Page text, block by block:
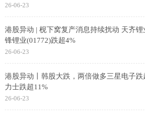
26-06-23
港股异动 | 枧下窝复产消息持续扰动 天齐锂
锋锂业(01772)跌超4%
26-06-23
港股异动丨韩股大跌，两倍做多三星电子
力士跌超11%
26-06-23